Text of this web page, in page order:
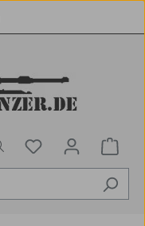
Du hast 0